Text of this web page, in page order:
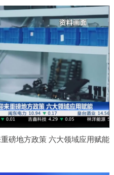
磅地方政策 六大领域应用赋能